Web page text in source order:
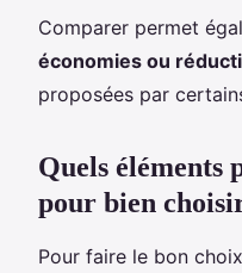
Comparer permet
économies ou
proposées par
Quels éléments
pour bien
Pour faire le bon